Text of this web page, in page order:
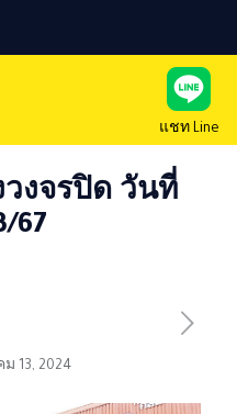
แชท Line
งจรปิด วันที่
67
13, 2024